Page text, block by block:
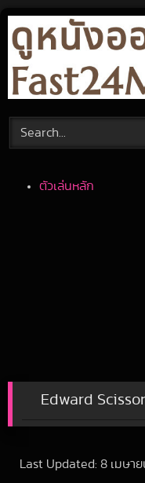
Skip
content
ตัวเล่นหลัก
Edward
Last Updated: 8 เมษา